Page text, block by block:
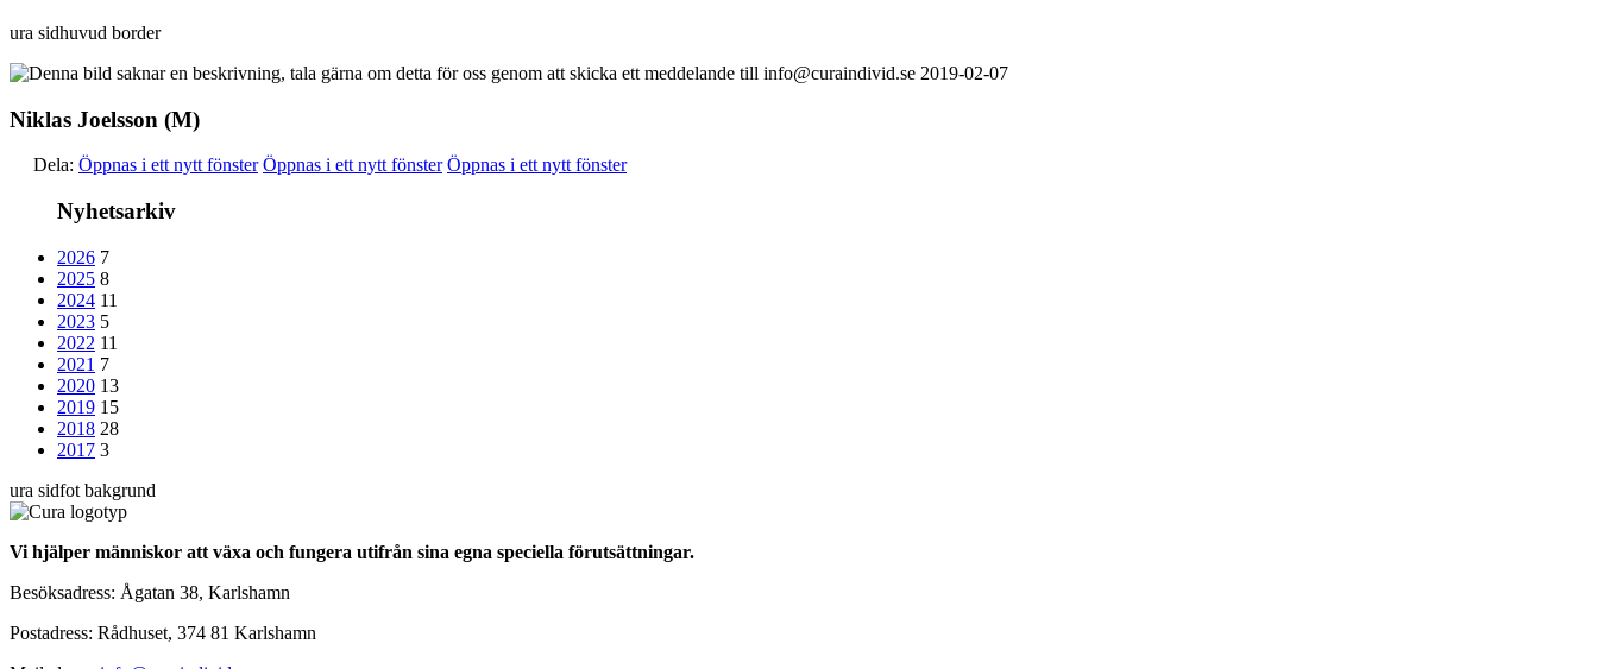
2019-02-07
Niklas Joelsson (M)
Dela: Öppnas i ett nytt fönster Öppnas i ett nytt fönster Öppnas i ett nytt fönster
Nyhetsarkiv
2026 7
2025 8
2024 11
2023 5
2022 11
2021 7
2020 13
2019 15
2018 28
2017 3
Vi hjälper människor att växa och fungera utifrån sina egna speciella förutsättningar.
Besöksadress: Ågatan 38, Karlshamn
Postadress: Rådhuset, 374 81 Karlshamn